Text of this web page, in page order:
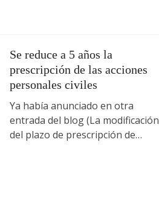
Se reduce a 5 años la
prescripción de las acciones
personales civiles
Ya había anunciado en otra
entrada del blog (La modificación
del plazo de prescripción de…